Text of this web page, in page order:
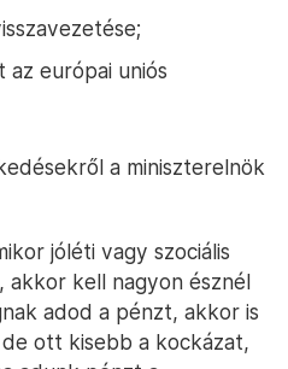
az európai uniós
a miniszterelnök
jóléti vagy szociális
akkor kell nagyon észnél
adod a pénzt, akkor is
ott kisebb a kockázat,